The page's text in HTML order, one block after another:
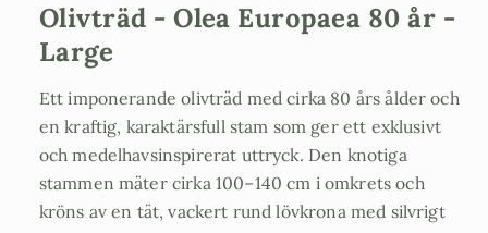
Olivträd - Olea Europaea 80 år -
Large
Ett imponerande olivträd med cirka 80 års ålder och
en kraftig, karaktärsfull stam som ger ett exklusivt
och medelhavsinspirerat uttryck. Den knotiga
stammen mäter cirka 100–140 cm i omkrets och
kröns av en tät, vackert rund lövkrona med silvrigt